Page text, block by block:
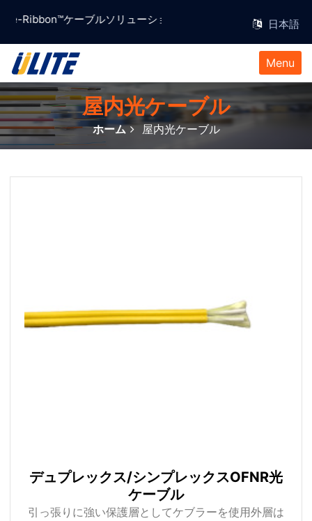
ケーブルソリューションプロバイダー。
Menu
屋内光ケーブル
ホーム 屋内光ケーブル
デュプレックス/シンプレックスOFNR光
ケーブル
引っ張りに強い保護層としてケブラーを使用外層は